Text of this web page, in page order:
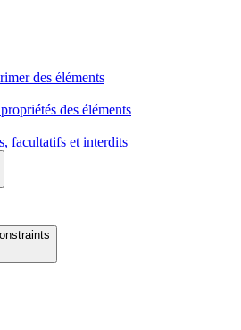
des éléments
des éléments
facultatifs et interdits